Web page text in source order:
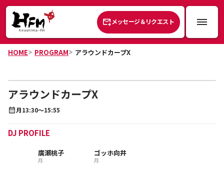
メッセージ＆リクエスト
HOME PROGRAM アラウンドカープX
アラウンドカープX
月13:30～15:55
DJ PROFILE
廣瀬桃子
月
ゴッホ向井
月